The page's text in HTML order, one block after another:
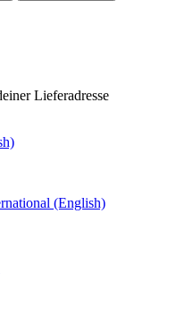
Lieferadresse
(English)